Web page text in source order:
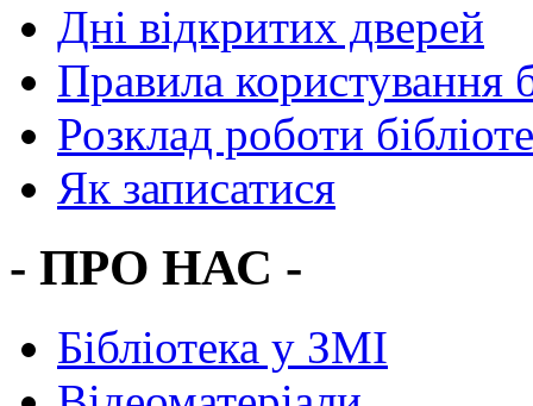
Дні відкритих дверей
Правила користування
Розклад роботи
Як записатися
- ПРО НАС -
Бібліотека у ЗМІ